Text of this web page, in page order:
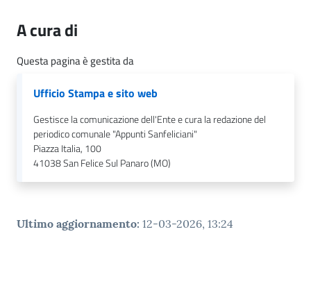
c
i
a
n
l
A cura di
Questa pagina è gestita da
Ufficio Stampa e sito web
Gestisce la comunicazione dell'Ente e cura la redazione del
periodico comunale "Appunti Sanfeliciani"
Piazza Italia, 100
41038San Felice Sul Panaro (MO)
Ultimo aggiornamento: 12-03-2026, 13:24